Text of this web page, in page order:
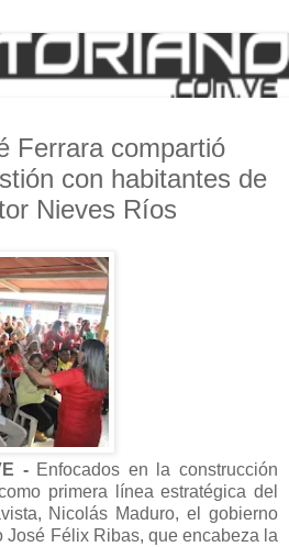
Ferrara compartió
con habitantes de
Nieves Ríos
- Enfocados en la construcción
primera línea estratégica del
Nicolás Maduro, el gobierno
José Félix Ribas, que encabeza la